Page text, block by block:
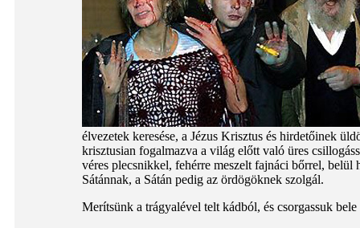
élvezetek keresése, a Jézus Krisztus és hirdetőinek
krisztusian fogalmazva a világ előtt való üres
véres plecsnikkel, fehérre meszelt fajnáci bőrrel,
Sátánnak, a Sátán pedig az ördögöknek szolgál.
Merítsünk a trágyalével telt kádból, és csorgassuk